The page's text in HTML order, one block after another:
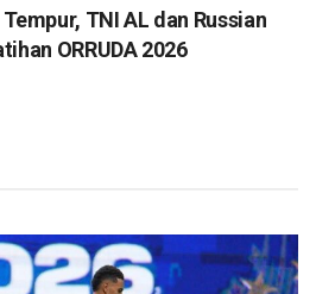
TNI AL dan Russian
ORRUDA 2026